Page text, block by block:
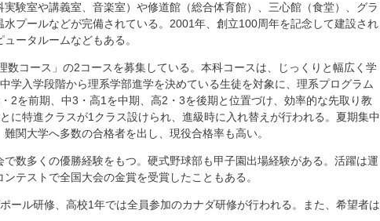
験室や講義室、音楽室）や修道館（総合体育館）、三心館（食堂）、グラ
プールなどが完備されている。2001年、創立100周年を記念して建設され
ータルームなどもある。
コース」の2コースを募集している。本科コースは、じっくりと幅広く学
学入学段階から理系学部進学を決めている生徒を対象に、理系プログラム
2を前期、中3・高1を中期、高2・3を後期と位置づけ、効率的な先取り教
に特進クラスが1クラス設けられ、進級時に入れ替えが行われる。夏期集中
関大学へ多数の合格者を出し、現役合格率も高い。
数多くの優勝経験をもつ。硬式野球部も甲子園出場経験がある。活躍は運
テストで全国大会の金賞を受賞したこともある。
ール研修、高校1年では全員参加のカナダ研修が行われる。また、希望者は